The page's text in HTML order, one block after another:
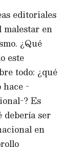
editoriales
malestar en
¿Qué
este
todo: ¿qué
-
? Es
debería ser
en